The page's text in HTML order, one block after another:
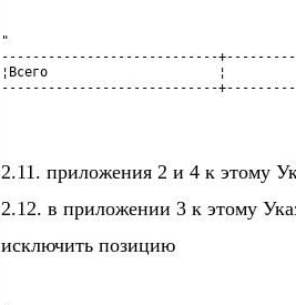
"
----------------------------
¦Всего                      ¦
----------------------------
2.11. приложения 2 и 4 к этому
2.12. в приложении 3 к этому
исключить позицию